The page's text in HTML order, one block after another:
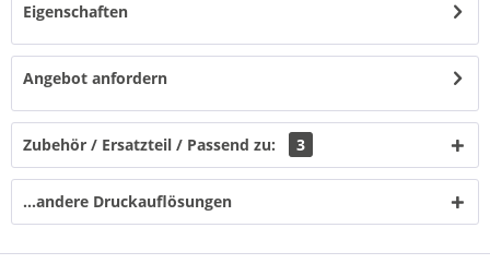
Eigenschaften
Angebot anfordern
Zubehör / Ersatzteil / Passend zu: 3
...andere Druckauflösungen